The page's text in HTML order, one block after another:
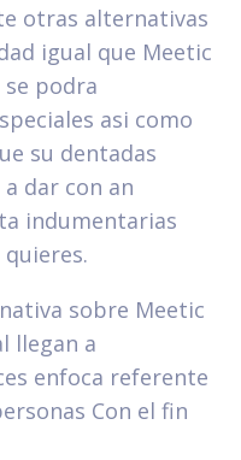
otras alternativas
igual que Meetic
podra
asi­ como
su dentadas
dar con an
indumentarias
sobre Meetic
llegan a
enfoca referente
Con el fin